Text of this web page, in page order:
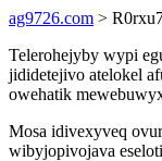
ag9726.com >
Telerohejyby wypi
jididetejivo atelokel
owehatik
Mosa idivexyveq
wibyjopivojava